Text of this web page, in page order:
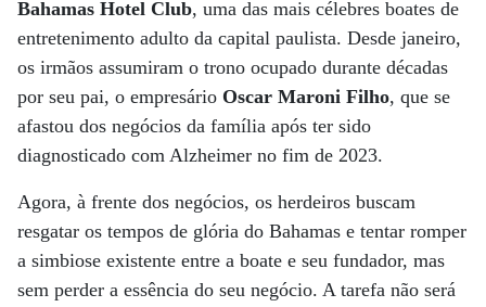
Bahamas Hotel Club, uma das mais célebres boates de
entretenimento adulto da capital paulista. Desde janeiro,
os irmãos assumiram o trono ocupado durante décadas
por seu pai, o empresário Oscar Maroni Filho, que se
afastou dos negócios da família após ter sido
diagnosticado com Alzheimer no fim de 2023.
Agora, à frente dos negócios, os herdeiros buscam
resgatar os tempos de glória do Bahamas e tentar romper
a simbiose existente entre a boate e seu fundador, mas
sem perder a essência do seu negócio. A tarefa não será